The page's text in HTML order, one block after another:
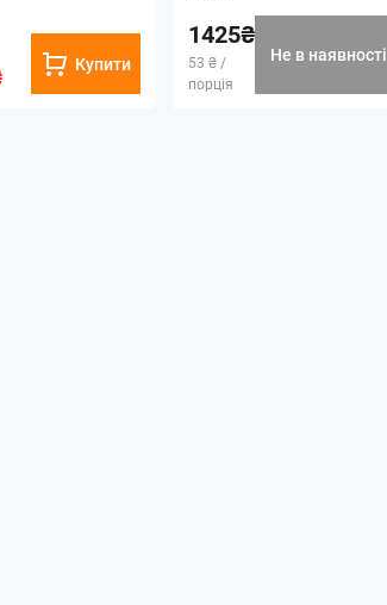
Купити
1425₴
53 ₴ /
порція
Не в наявності